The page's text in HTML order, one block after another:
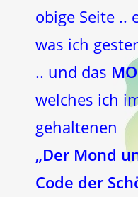
obige Seite ..
was ich
.. und das
welches ich
gehaltenen
„Der Mond
Code der